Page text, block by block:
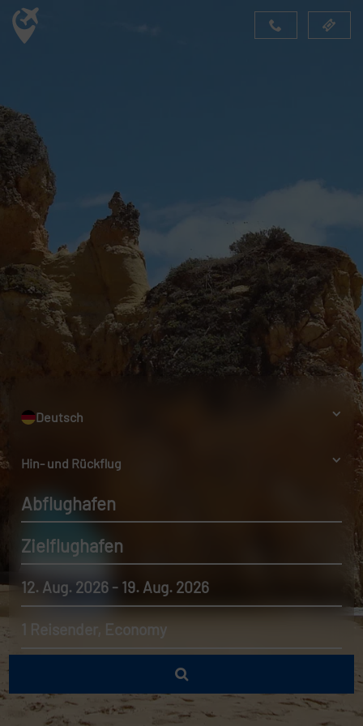
Deutsch
Hin- und Rückflug
Abflughafen
Zielflughafen
12. Aug. 2026 - 19. Aug. 2026
1 Reisender, Economy